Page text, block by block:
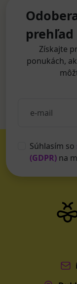
Získajte
ponukách,
Súhlasím so
(GDPR) na